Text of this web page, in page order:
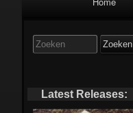
Zoek
naar:
Latest Releases: